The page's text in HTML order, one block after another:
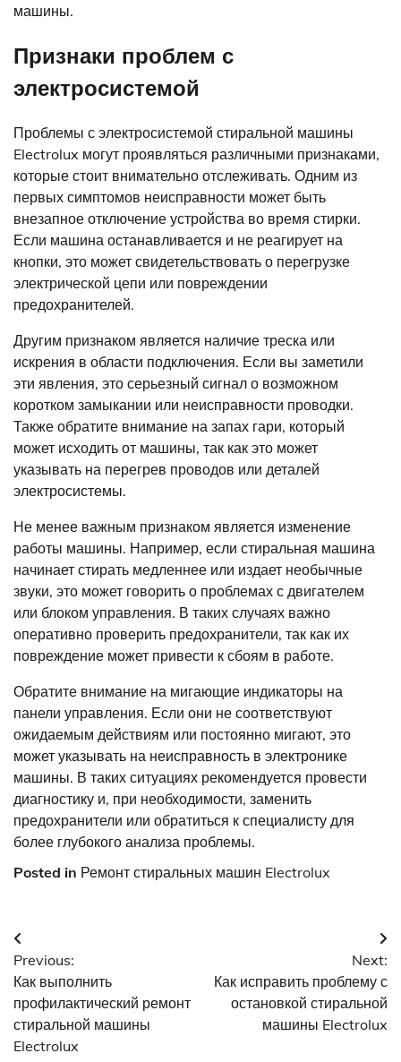
машины.
Признаки проблем с
электросистемой
Проблемы с электросистемой стиральной машины
Electrolux могут проявляться различными признаками,
которые стоит внимательно отслеживать. Одним из
первых симптомов неисправности может быть
внезапное отключение устройства во время стирки.
Если машина останавливается и не реагирует на
кнопки, это может свидетельствовать о перегрузке
электрической цепи или повреждении
предохранителей.
Другим признаком является наличие треска или
искрения в области подключения. Если вы заметили
эти явления, это серьезный сигнал о возможном
коротком замыкании или неисправности проводки.
Также обратите внимание на запах гари, который
может исходить от машины, так как это может
указывать на перегрев проводов или деталей
электросистемы.
Не менее важным признаком является изменение
работы машины. Например, если стиральная машина
начинает стирать медленнее или издает необычные
звуки, это может говорить о проблемах с двигателем
или блоком управления. В таких случаях важно
оперативно проверить предохранители, так как их
повреждение может привести к сбоям в работе.
Обратите внимание на мигающие индикаторы на
панели управления. Если они не соответствуют
ожидаемым действиям или постоянно мигают, это
может указывать на неисправность в электронике
машины. В таких ситуациях рекомендуется провести
диагностику и, при необходимости, заменить
предохранители или обратиться к специалисту для
более глубокого анализа проблемы.
Posted in Ремонт стиральных машин Electrolux
Навигация
по
записям
Previous:
Как выполнить
профилактический ремонт
стиральной машины
Electrolux
Next:
Как исправить проблему с
остановкой стиральной
машины Electrolux